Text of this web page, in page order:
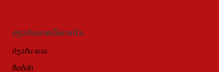
ກ່ຽວກັບມະຫາວິທະຍາໄລ
ກ່ຽວກັບ ຄະນະ
ຕິດຕໍ່ເຮົາ